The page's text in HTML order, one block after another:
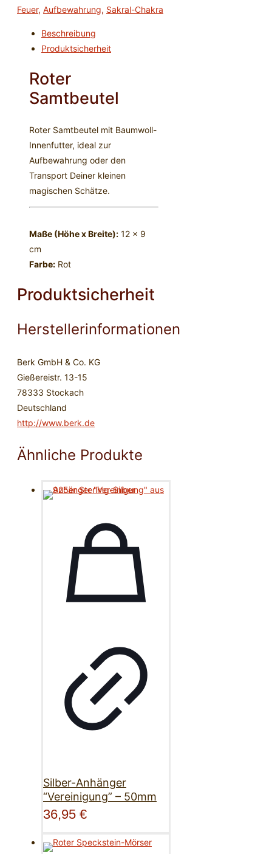
Feuer, Aufbewahrung, Sakral-Chakra
Beschreibung
Produktsicherheit
Roter
Samtbeutel
Roter Samtbeutel mit Baumwoll-
Innenfutter, ideal zur
Aufbewahrung oder den
Transport Deiner kleinen
magischen Schätze.
Maße (Höhe x Breite): 12 x 9
cm
Farbe: Rot
Produktsicherheit
Herstellerinformationen
Berk GmbH & Co. KG
Gießereistr. 13-15
78333 Stockach
Deutschland
http://www.berk.de
Ähnliche Produkte
Silber-Anhänger
“Vereinigung” – 50mm
36,95 €